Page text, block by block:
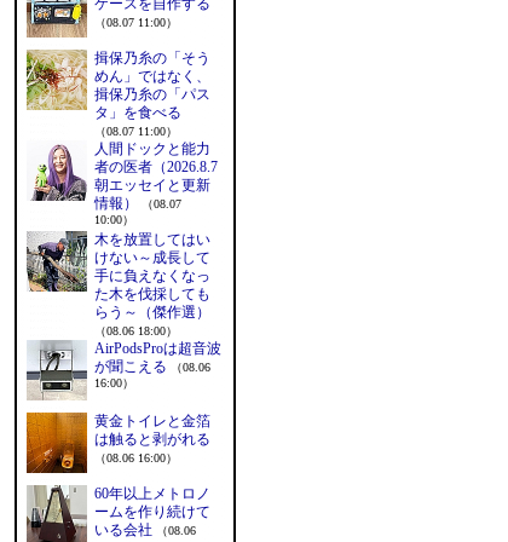
ケースを自作する
（08.07 11:00）
揖保乃糸の「そう
めん」ではなく、
揖保乃糸の「パス
タ」を食べる
（08.07 11:00）
人間ドックと能力
者の医者（2026.8.7
朝エッセイと更新
情報）
（08.07
10:00）
木を放置してはい
けない～成長して
手に負えなくなっ
た木を伐採しても
らう～（傑作選）
（08.06 18:00）
AirPodsProは超音波
が聞こえる
（08.06
16:00）
黄金トイレと金箔
は触ると剥がれる
（08.06 16:00）
60年以上メトロノ
ームを作り続けて
いる会社
（08.06